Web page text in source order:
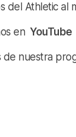
del Athletic al
en YouTube
de nuestra